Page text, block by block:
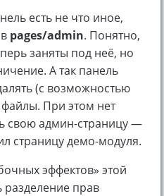
есть не что иное,
pages/admin. Понятно,
заняты под неё, но
А так панель
(с возможностью
файлы. При этом нет
свою админ-страницу —
страницу демо-модуля.
эффектов» этой
разделение прав